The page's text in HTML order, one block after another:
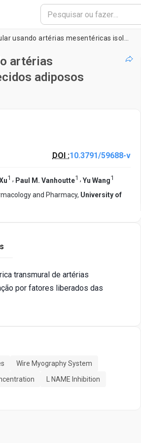
artérias
adiposos
DOI :10.3791/59688-v
1 , Paul M. Vanhoutte1 , Yu Wang1
and Pharmacy, University of
transmural de artérias
por fatores liberados das
Wire Myography System
L NAME Inhibition